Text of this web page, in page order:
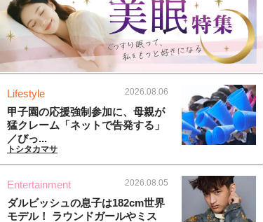
Lifestyle 2026.08.06
甲子園の応援強制参加に、母親が
猛クレーム「ネットで告発する」
／びっ...
トシタカマサ
Entertainment 2026.08.05
ダルビッシュの息子は182cm世界
モデル！ ラウンドガールやミス